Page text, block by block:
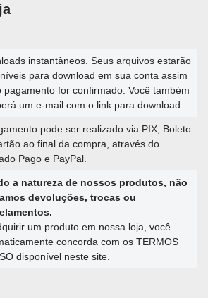
instantâneos. Seus arquivos estarão
para download em sua conta assim
pagamento for confirmado. Você também
um e-mail com o link para download.
pode ser realizado via PIX, Boleto
ao final da compra, através do
Pago e PayPal.
a natureza de nossos produtos, não
devoluções, trocas ou
um produto em nossa loja, você
concorda com os TERMOS
disponível neste site.